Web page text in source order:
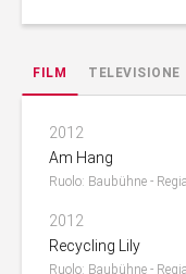
FILM TELEVISIONE
2012
Am Hang
Ruolo: Baubühne -
2012
Recycling Lily
Ruolo: Baubühne -